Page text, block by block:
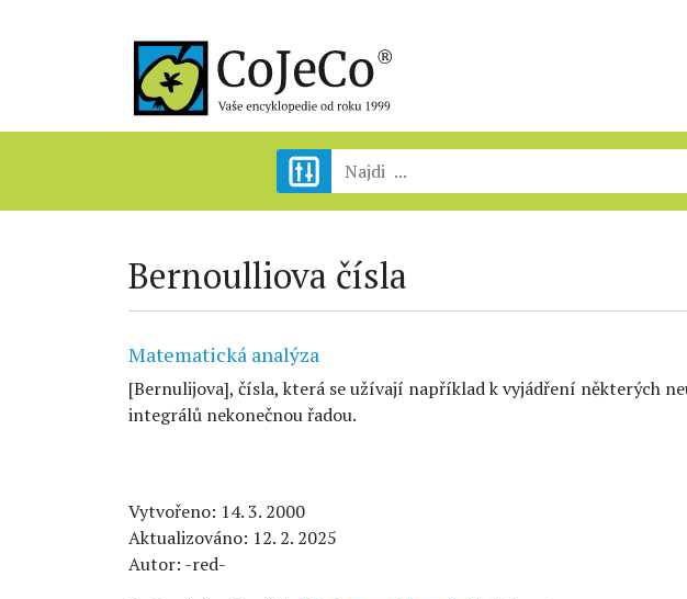
Bernoulliova čísla
Matematická analýza
[Bernulijova], čísla, která se užívají například k vyjádření některých
integrálů nekonečnou řadou.
Vytvořeno: 14. 3. 2000
Aktualizováno: 12. 2. 2025
Autor: -red-